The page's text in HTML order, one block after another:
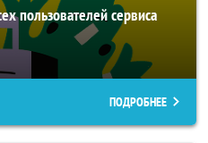
пользователей сервиса
ПОДРОБНЕЕ